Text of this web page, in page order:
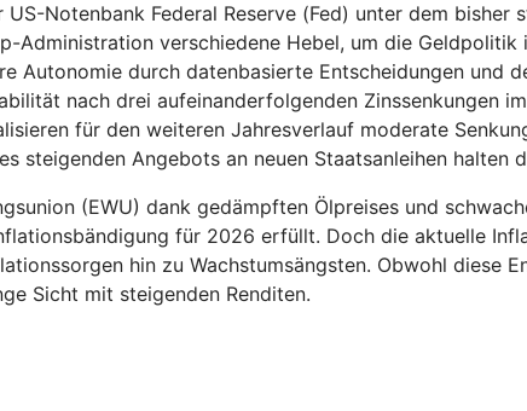
Notenbank Federal Reserve (Fed) unter dem
Administration verschiedene Hebel, um die
Autonomie durch datenbasierte Entscheidungen und
nach drei aufeinanderfolgenden Zinssenkungen
für den weiteren Jahresverlauf moderate
steigenden Angebots an neuen Staatsanleihen halten
(EWU) dank gedämpften Ölpreises und
für 2026 erfüllt. Doch die aktuelle
hin zu Wachstumsängsten. Obwohl diese
Sicht mit steigenden Renditen.